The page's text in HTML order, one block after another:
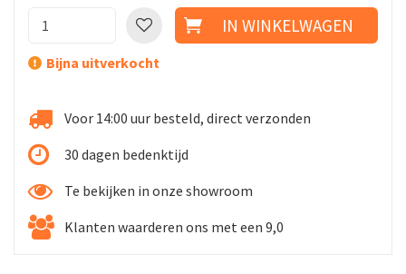
Bijna uitverkocht
Voor 14:00 uur besteld, direct verzonden
30 dagen bedenktijd
Te bekijken in onze showroom
Klanten waarderen ons met een 9,0